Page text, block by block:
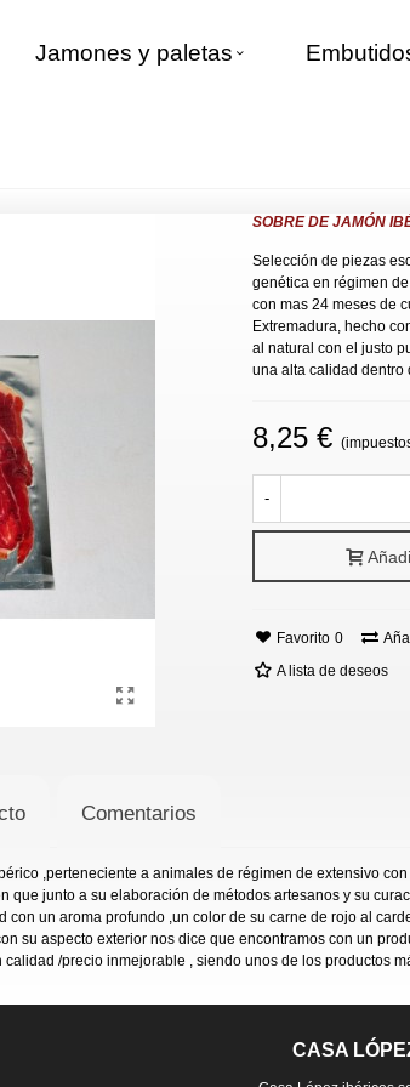
Jamones y paletas
SOBRE DE JAMÓN
Selección de piezas
genética en régimen
con mas 24 meses de
Extremadura, hecho
al natural con el justo
una alta calidad dentro
8,25 €
-
Favorito 0
A lista de deseos
Comentarios
,perteneciente a animales de régimen de extensivo
que junto a su elaboración de métodos artesanos y su
un aroma profundo ,un color de su carne de rojo al
su aspecto exterior nos dice que encontramos con un
/precio inmejorable , siendo unos de los productos
CASA